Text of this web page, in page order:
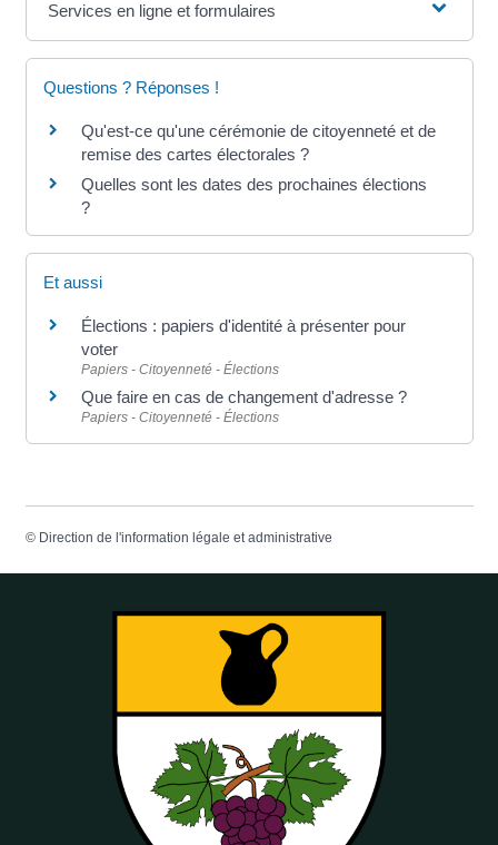
Services en ligne et formulaires
Questions ? Réponses !
Qu'est-ce qu'une cérémonie de citoyenneté et de
remise des cartes électorales ?
Quelles sont les dates des prochaines élections
?
Et aussi
Élections : papiers d'identité à présenter pour
voter
Papiers - Citoyenneté - Élections
Que faire en cas de changement d'adresse ?
Papiers - Citoyenneté - Élections
© Direction de l'information légale et administrative